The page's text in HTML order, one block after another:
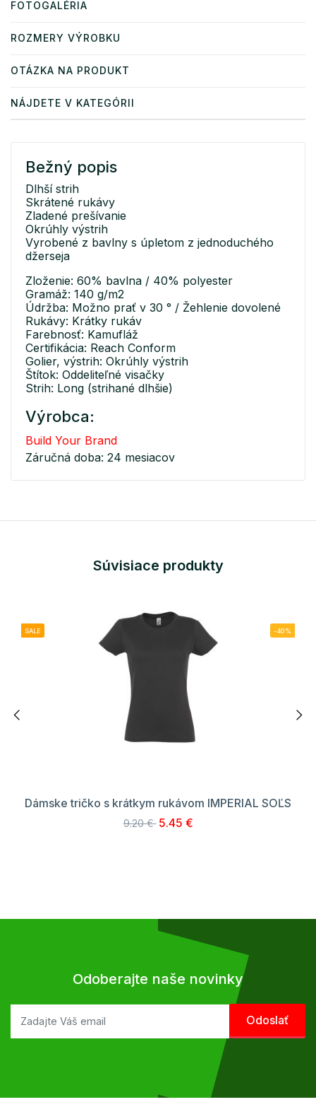
FOTOGALÉRIA
ROZMERY VÝROBKU
OTÁZKA NA PRODUKT
NÁJDETE V KATEGÓRII
Bežný popis
Dlhší strih
Skrátené rukávy
Zladené prešívanie
Okrúhly výstrih
Vyrobené z bavlny s úpletom z jednoduchého
džerseja
Zloženie: 60% bavlna / 40% polyester
Gramáž: 140 g/m2
Údržba: Možno prať v 30 ° / Žehlenie dovolené
Rukávy: Krátky rukáv
Farebnosť: Kamufláž
Certifikácia: Reach Conform
Golier, výstrih: Okrúhly výstrih
Štítok: Oddeliteľné visačky
Strih: Long (strihané dlhšie)
Výrobca:
Build Your Brand
Záručná doba: 24 mesiacov
Súvisiace produkty
SALE -40%
Dámske tričko s krátkym rukávom IMPERIAL SOĽS
9.20 € 5.45 €
Odoberajte naše novinky